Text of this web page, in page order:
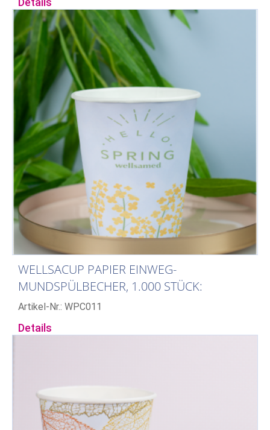
WELLSACUP PAPIER EINWEG-
MUNDSPÜLBECHER, 1.000 STÜCK:
FRÜHLING
Artikel-Nr.: WPC011
Details